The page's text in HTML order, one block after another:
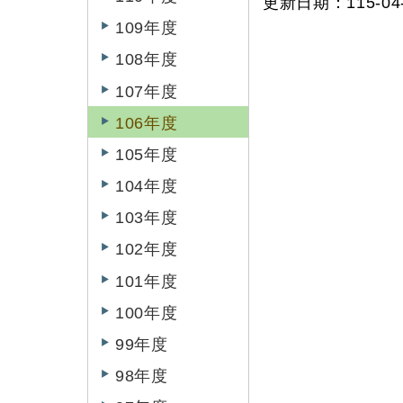
109年度
108年度
107年度
106年度
105年度
104年度
103年度
102年度
101年度
100年度
99年度
98年度